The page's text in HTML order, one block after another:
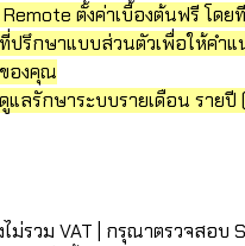
ตั้งค่าเบื้องต้นฟรี โดย
ปรึกษาแบบส่วนตัวเพื่อให้คำ
องคุณ
แลรักษาระบบรายเดือน รายปี
ไม่รวม VAT | กรุณาตรวจสอบ